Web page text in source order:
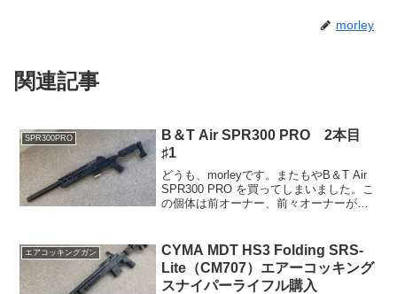
morley
関連記事
SPR300PRO
B＆T Air SPR300 PRO 2本目
♯1
どうも、morleyです。またもやB＆T Air
SPR300 PRO を買ってしまいました。こ
の個体は前オーナー、前々オーナーがい
でワタシが引き取りました。引き取る
際...
エアコッキングガン
CYMA MDT HS3 Folding SRS-
Lite（CM707）エアーコッキング
スナイパーライフル購入